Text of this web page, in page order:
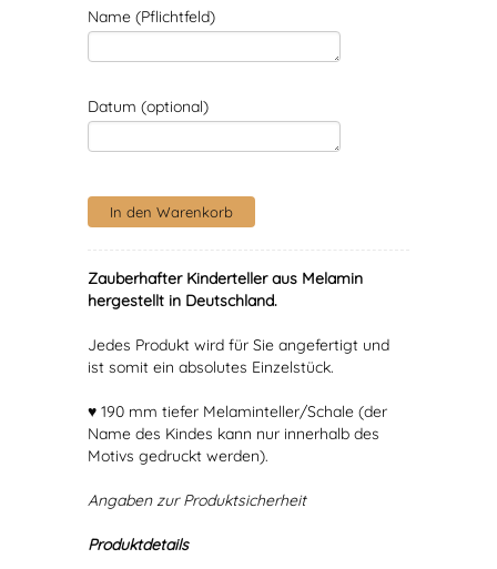
Name (Pflichtfeld)
Datum (optional)
Zauberhafter Kinderteller aus Melamin
hergestellt in Deutschland.
Jedes Produkt wird für Sie angefertigt und
ist somit ein absolutes Einzelstück.
♥ 190 mm tiefer Melaminteller/Schale (der
Name des Kindes kann nur innerhalb des
Motivs gedruckt werden).
Angaben zur Produktsicherheit
Produktdetails